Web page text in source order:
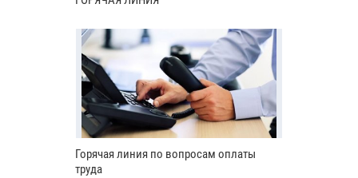
Горячая линия по вопросам оплаты
труда